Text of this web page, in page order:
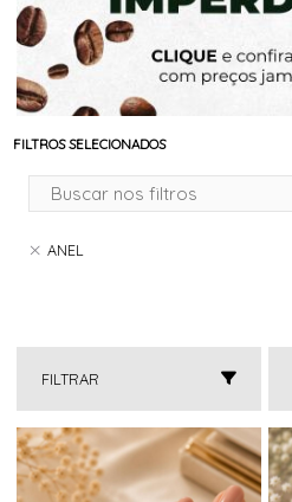
FILTROS SELECIONADOS
ANEL
FILTRAR